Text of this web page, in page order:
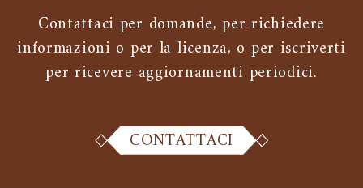
Contattaci per domande, per richiedere
informazioni o per la licenza, o per iscriverti
per ricevere aggiornamenti periodici.
CONTATTACI